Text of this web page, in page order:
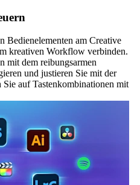
Bedienelementen am Creative
kreativen Workflow verbinden.
mit dem reibungsarmen
und justieren Sie mit der
auf Tastenkombinationen mit